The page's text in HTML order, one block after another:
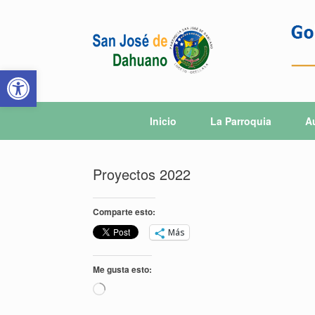
Inicio La Parroquia
Proyectos 2022
Comparte esto:
Más
Me gusta esto:
Cargando...
Abrir barra de herramientas